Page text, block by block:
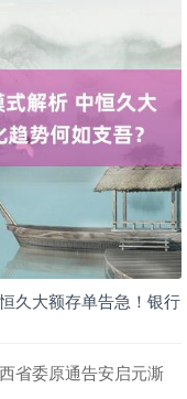
+0.79%
+1.09%
久大额存单告急！银行
省委原通告安启元澌